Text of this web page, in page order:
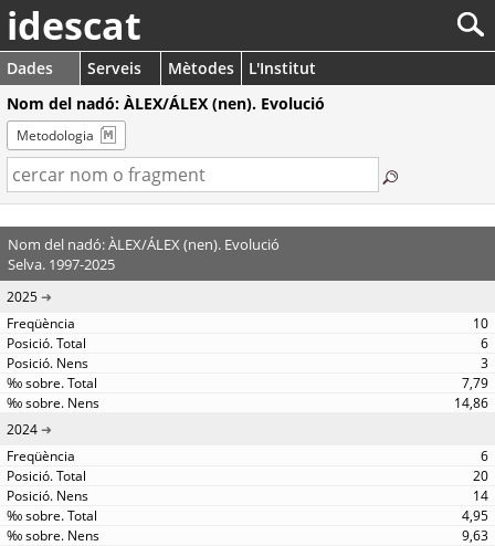
idescat
Dades Serveis Mètodes
L'Institut
Nom del nadó: ÀLEX/ÁLEX (nen). Evolució
Metodologia
Nom del nadó: ÀLEX/ÁLEX (nen). Evolució
Selva. 1997-2025
2025
10
6
3
7,79
14,86
2024
6
20
14
4,95
9,63